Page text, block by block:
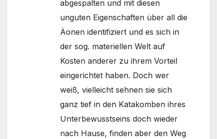
abgespalten und mit diesen
unguten Eigenschaften über all die
Äonen identifiziert und es sich in
der sog. materiellen Welt auf
Kosten anderer zu ihrem Vorteil
eingerichtet haben. Doch wer
weiß, vielleicht sehnen sie sich
ganz tief in den Katakomben ihres
Unterbewusstseins doch wieder
nach Hause, finden aber den Weg